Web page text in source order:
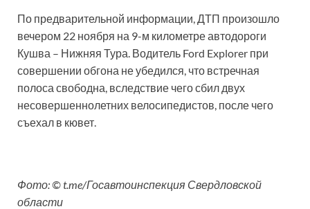
По предварительной информации, ДТП произошло
вечером 22 ноября на 9-м километре автодороги
Кушва – Нижняя Тура. Водитель Ford Explorer при
совершении обгона не убедился, что встречная
полоса свободна, вследствие чего сбил двух
несовершеннолетних велосипедистов, после чего
съехал в кювет.
Фото: © t.me/Госавтоинспекция Свердловской
области